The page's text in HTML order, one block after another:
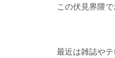
この伏見界隈
最近は雑誌や